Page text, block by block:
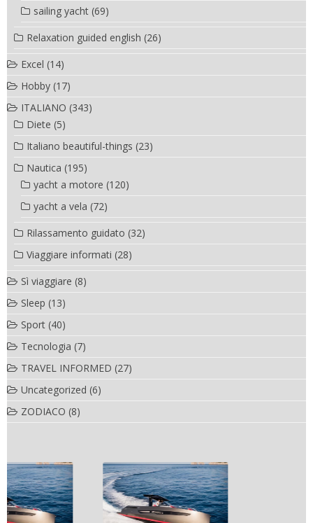
sailing yacht (69)
Relaxation guided english (26)
Excel (14)
Hobby (17)
ITALIANO (343)
Diete (5)
Italiano beautiful-things (23)
Nautica (195)
yacht a motore (120)
yacht a vela (72)
Rilassamento guidato (32)
Viaggiare informati (28)
Sì viaggiare (8)
Sleep (13)
Sport (40)
Tecnologia (7)
TRAVEL INFORMED (27)
Uncategorized (6)
ZODIACO (8)